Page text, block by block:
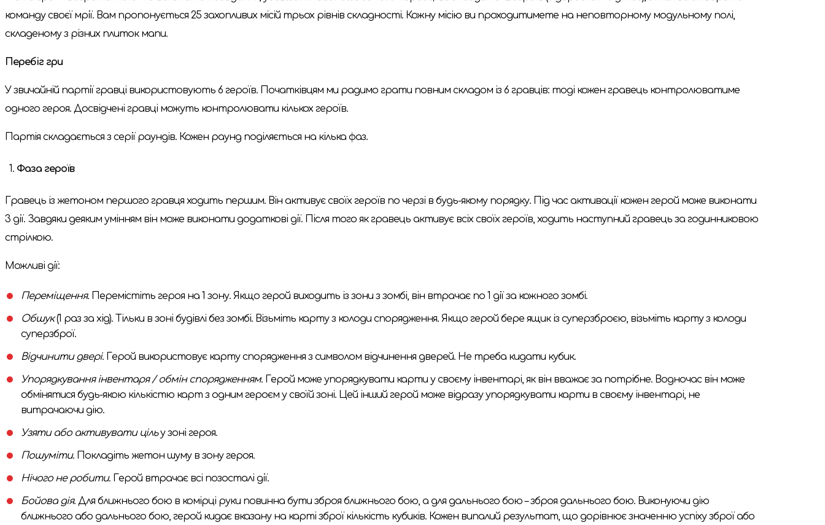
команду своєї мрії. Вам пропонується 25 захопливих місій трьох рівнів складності. Кожну місію ви проходитимете на неповторному модульному полі,
складеному з різних плиток мапи.
Перебіг гри
У звичайній партії гравці використовують 6 героїв. Початківцям ми радимо грати повним складом із 6 гравців: тоді кожен гравець контролюватиме
одного героя. Досвідчені гравці можуть контролювати кількох героїв.
Партія складається з серії раундів. Кожен раунд поділяється на кілька фаз.
Фаза героїв
Гравець із жетоном першого гравця ходить першим. Він активує своїх героїв по черзі в будь-якому порядку. Під час активації кожен герой може виконати
3 дії. Завдяки деяким умінням він може виконати додаткові дії. Після того як гравець активує всіх своїх героїв, ходить наступний гравець за годинниковою
стрілкою.
Можливі дії:
Переміщення. Перемістіть героя на 1 зону. Якщо герой виходить із зони з зомбі, він втрачає по 1 дії за кожного зомбі.
Обшук(1 раз за хід). Тільки в зоні будівлі без зомбі. Візьміть карту з колоди спорядження. Якщо герой бере ящик із суперзброєю, візьміть карту з колоди
суперзброї.
Відчинити двері. Герой використовує карту спорядження з символом відчинення дверей. Не треба кидати кубик.
Упорядкування інвентаря / обмін спорядженням. Герой може упорядкувати карти у своєму інвентарі, як він вважає за потрібне. Водночас він може
обмінятися будь-якою кількістю карт з одним героєм у своїй зоні. Цей інший герой може відразу упорядкувати карти в своєму інвентарі, не
витрачаючи дію.
Узяти або активувати цільу зоні героя.
Пошуміти. Покладіть жетон шуму в зону героя.
Нічого не робити. Герой втрачає всі позосталі дії.
Бойова дія. Для ближнього бою в комірці руки повинна бути зброя ближнього бою, а для дальнього бою – зброя дальнього бою. Виконуючи дію
ближнього або дальнього бою, герой кидає вказану на карті зброї кількість кубиків. Кожен випалий результат, що дорівнює значенню успіху зброї або